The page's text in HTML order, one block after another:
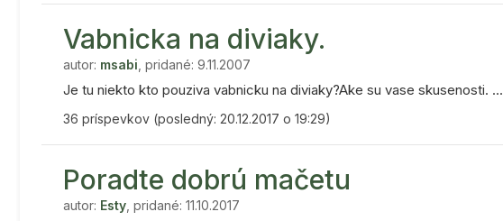
Vabnicka na diviaky.
autor: msabi , pridané: 9.11.2007
Je tu niekto kto pouziva vabnicku na diviaky?Ake su vase skusenosti. ...
36 príspevkov (posledný: 20.12.2017 o 19:29)
Poradte dobrú mačetu
autor: Esty , pridané: 11.10.2017